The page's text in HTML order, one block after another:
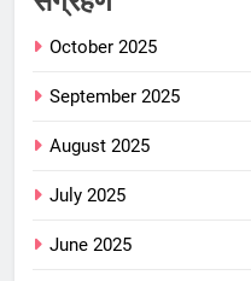
October 2025
September 2025
August 2025
July 2025
June 2025